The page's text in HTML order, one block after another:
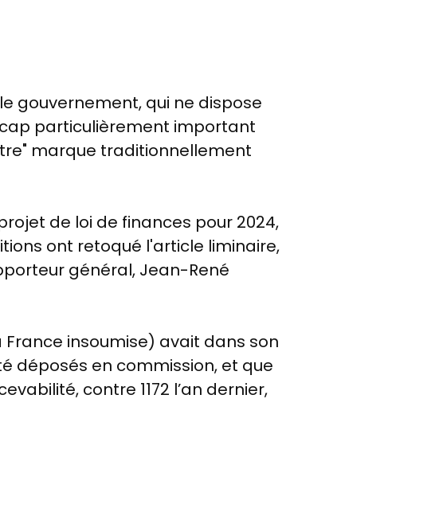
gouvernement, qui ne dispose
particulièrement important
marque traditionnellement
de loi de finances pour 2024,
ont retoqué l'article liminaire,
général, Jean-René
insoumise) avait dans son
déposés en commission, et que
contre 1172 l’an dernier,